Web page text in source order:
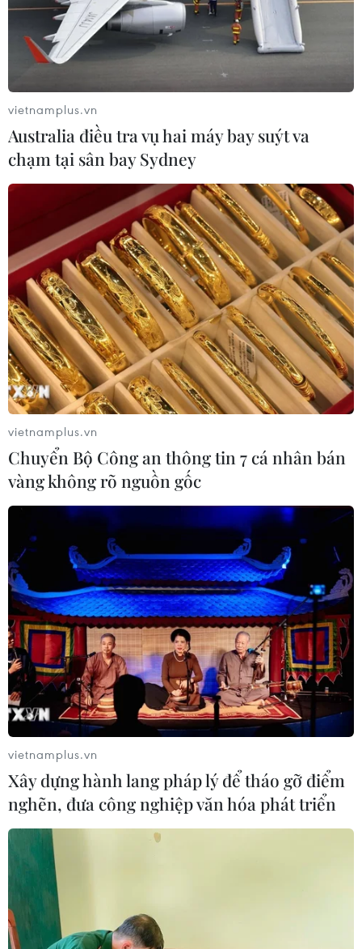
vietnamplus.vn
Australia điều tra vụ hai máy bay suýt va
chạm tại sân bay Sydney
vietnamplus.vn
Chuyển Bộ Công an thông tin 7 cá nhân bán
vàng không rõ nguồn gốc
vietnamplus.vn
Xây dựng hành lang pháp lý để tháo gỡ điểm
nghẽn, đưa công nghiệp văn hóa phát triển